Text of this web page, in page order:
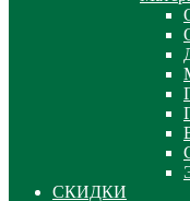
СКИДКИ